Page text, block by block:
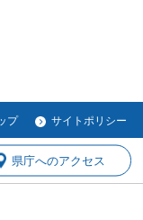
プ サイトポリシー
県庁へのアクセス